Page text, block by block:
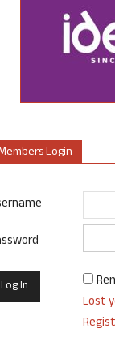
Login
Lost